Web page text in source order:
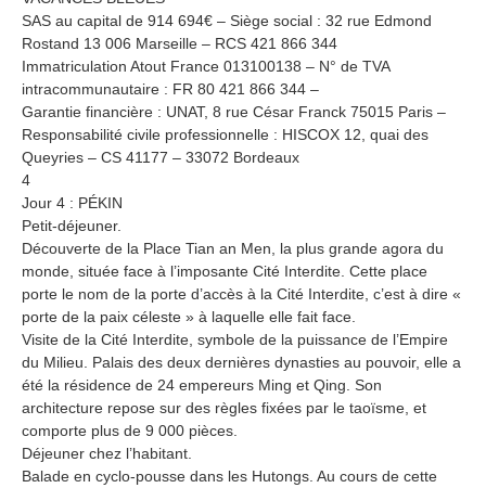
SAS au capital de 914 694€ – Siège social : 32 rue Edmond
Rostand 13 006 Marseille – RCS 421 866 344
Immatriculation Atout France 013100138 – N° de TVA
intracommunautaire : FR 80 421 866 344 –
Garantie financière : UNAT, 8 rue César Franck 75015 Paris –
Responsabilité civile professionnelle : HISCOX 12, quai des
Queyries – CS 41177 – 33072 Bordeaux
4
Jour 4 : PÉKIN
Petit-déjeuner.
Découverte de la Place Tian an Men, la plus grande agora du
monde, située face à l’imposante Cité Interdite. Cette place
porte le nom de la porte d’accès à la Cité Interdite, c’est à dire «
porte de la paix céleste » à laquelle elle fait face.
Visite de la Cité Interdite, symbole de la puissance de l’Empire
du Milieu. Palais des deux dernières dynasties au pouvoir, elle a
été la résidence de 24 empereurs Ming et Qing. Son
architecture repose sur des règles fixées par le taoïsme, et
comporte plus de 9 000 pièces.
Déjeuner chez l’habitant.
Balade en cyclo-pousse dans les Hutongs. Au cours de cette